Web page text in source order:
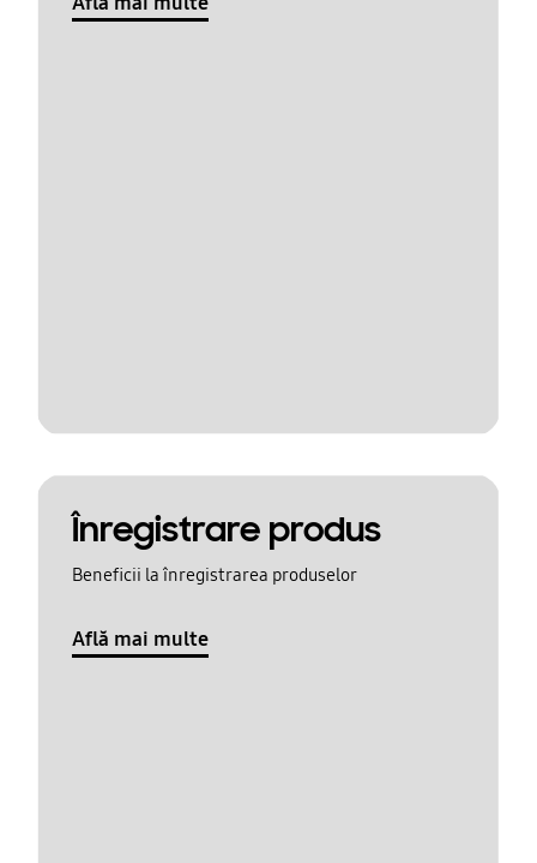
Înregistrare produs
Beneficii la înregistrarea produselor
Află mai multe